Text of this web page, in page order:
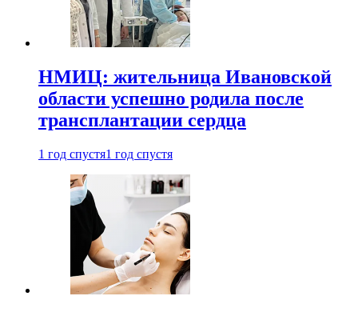
НМИЦ: жительница Ивановской
области успешно родила после
трансплантации сердца
1 год спустя1 год спустя